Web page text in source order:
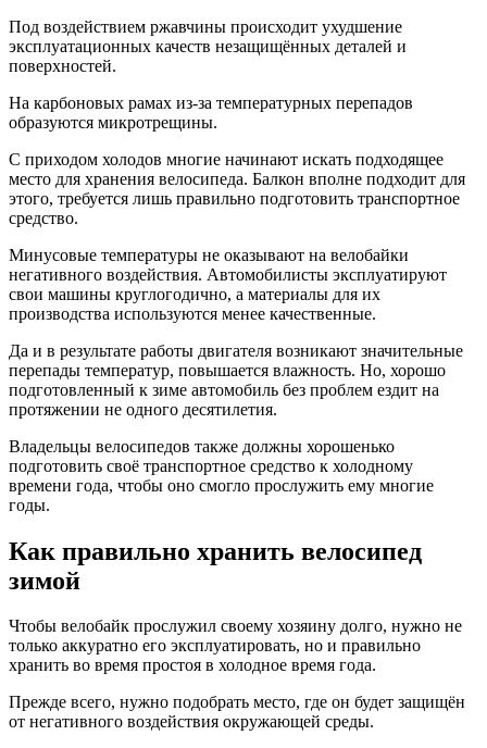
Под воздействием ржавчины происходит ухудшение
эксплуатационных качеств незащищённых деталей и
поверхностей.
На карбоновых рамах из-за температурных перепадов
образуются микротрещины.
С приходом холодов многие начинают искать подходящее
место для хранения велосипеда. Балкон вполне подходит для
этого, требуется лишь правильно подготовить транспортное
средство.
Минусовые температуры не оказывают на велобайки
негативного воздействия. Автомобилисты эксплуатируют
свои машины круглогодично, а материалы для их
производства используются менее качественные.
Да и в результате работы двигателя возникают значительные
перепады температур, повышается влажность. Но, хорошо
подготовленный к зиме автомобиль без проблем ездит на
протяжении не одного десятилетия.
Владельцы велосипедов также должны хорошенько
подготовить своё транспортное средство к холодному
времени года, чтобы оно смогло прослужить ему многие
годы.
Как правильно хранить велосипед
зимой
Чтобы велобайк прослужил своему хозяину долго, нужно не
только аккуратно его эксплуатировать, но и правильно
хранить во время простоя в холодное время года.
Прежде всего, нужно подобрать место, где он будет защищён
от негативного воздействия окружающей среды.